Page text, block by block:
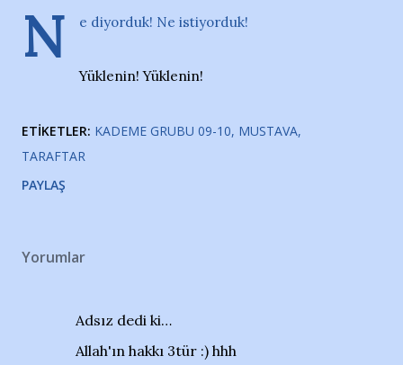
N e diyorduk! Ne istiyorduk!
Yüklenin! Yüklenin!
ETIKETLER: KADEME GRUBU 09-10 MUSTAVA
TARAFTAR
PAYLAŞ
Yorumlar
Adsız dedi ki…
Allah'ın hakkı 3tür :) hhh